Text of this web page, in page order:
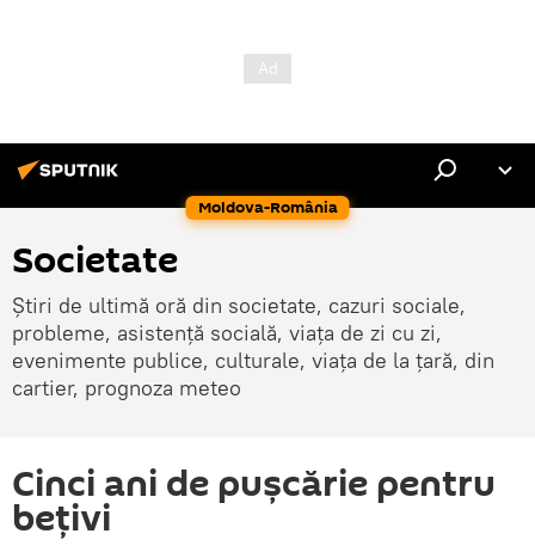
Moldova-România
Societate
Știri de ultimă oră din societate, cazuri sociale,
probleme, asistență socială, viața de zi cu zi,
evenimente publice, culturale, viața de la țară, din
cartier, prognoza meteo
Cinci ani de pușcărie pentru
bețivi